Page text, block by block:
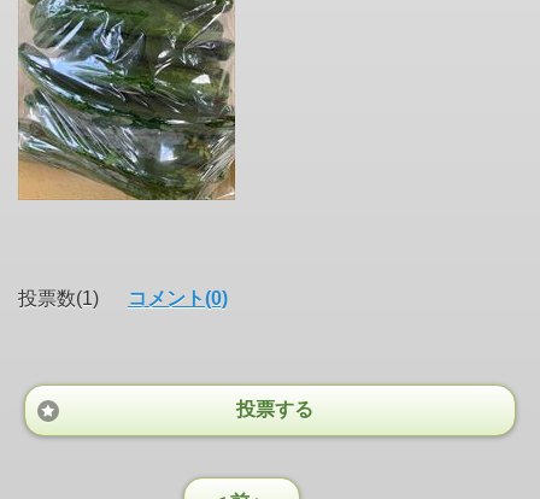
投票数(1) コメント(0)
投票する